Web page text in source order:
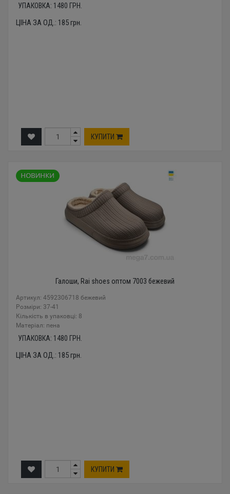
УПАКОВКА: 1480 ГРН.
ЦІНА ЗА ОД.: 185грн.
КУПИТИ
Галоши, Rai shoes оптом 7003 бежевий
Артикул: 4592306718 бежевий
Розміри: 37-41
Кількість в упаковці: 8
Mатеріал: пена
УПАКОВКА: 1480 ГРН.
ЦІНА ЗА ОД.: 185грн.
КУПИТИ